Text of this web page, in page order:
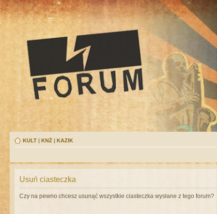
KULT | KNŻ | KAZIK
Usuń ciasteczka
Czy na pewno chcesz usunąć wszystkie ciasteczka wysłane z tego forum?